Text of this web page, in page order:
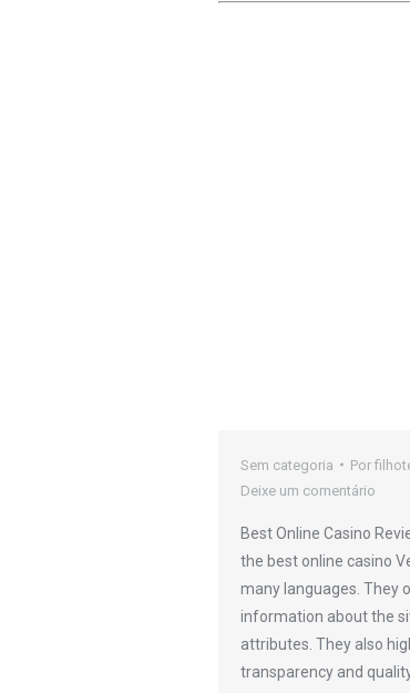
Sem categoria Por
Deixe um comentário
Best Online Casino
the best online casino
many languages. They
information about the
attributes. They also
transparency and